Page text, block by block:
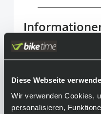
Diese Webseite
Wir verwenden Cookies,
personalisieren,
Der Race Face ROAM
komfortabler
Touren. Dazu sorgt
ein gutes
der Protektor deine